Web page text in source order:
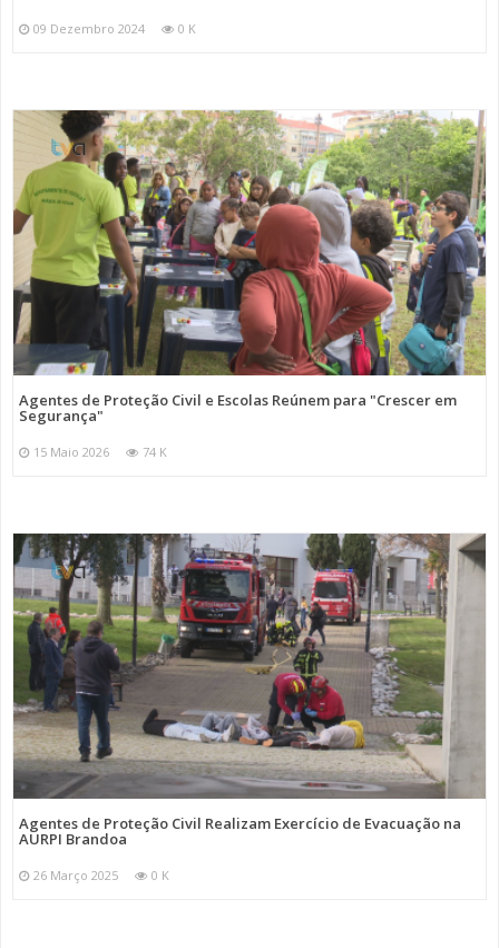
09 Dezembro 2024 0 K
Agentes de Proteção Civil e Escolas Reúnem para "Crescer em
Segurança"
15 Maio 2026 74 K
Agentes de Proteção Civil Realizam Exercício de Evacuação na
AURPI Brandoa
26 Março 2025 0 K